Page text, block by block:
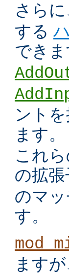
さらに
する
できま
ント
ます。
これ
の拡張
のマ
す。
ますが